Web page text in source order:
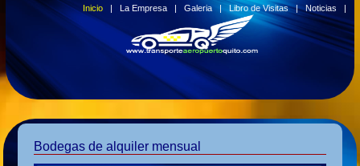
Inicio |La Empresa |Galeria |Libro de Visitas|Noticias |
Bodegas de alquiler mensual